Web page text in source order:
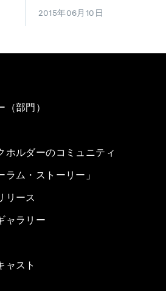
2015年06月10日
（部門）
ホルダーのコミュニティ
ラム・ストーリー」
リース
ャラリー
ャスト